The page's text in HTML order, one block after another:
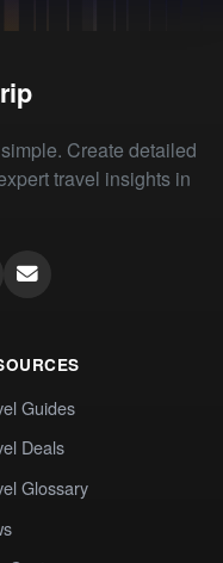
Create detailed
travel insights in
Guides
Deals
Glossary